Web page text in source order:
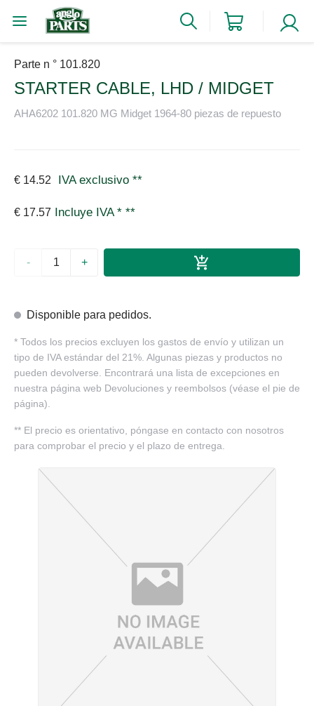
Parte n ° 101.820
STARTER CABLE, LHD / MIDGET
AHA6202 101.820 MG Midget 1964-80 piezas de repuesto
€ 14.52 IVA exclusivo **
€ 17.57 Incluye IVA * **
- +
Disponible para pedidos.
* Todos los precios excluyen los gastos de envío y utilizan un
tipo de IVA estándar del 21%. Algunas piezas y productos no
pueden devolverse. Encontrará una lista de excepciones en
nuestra página web Devoluciones y reembolsos (véase el pie de
página).
** El precio es orientativo, póngase en contacto con nosotros
para comprobar el precio y el plazo de entrega.